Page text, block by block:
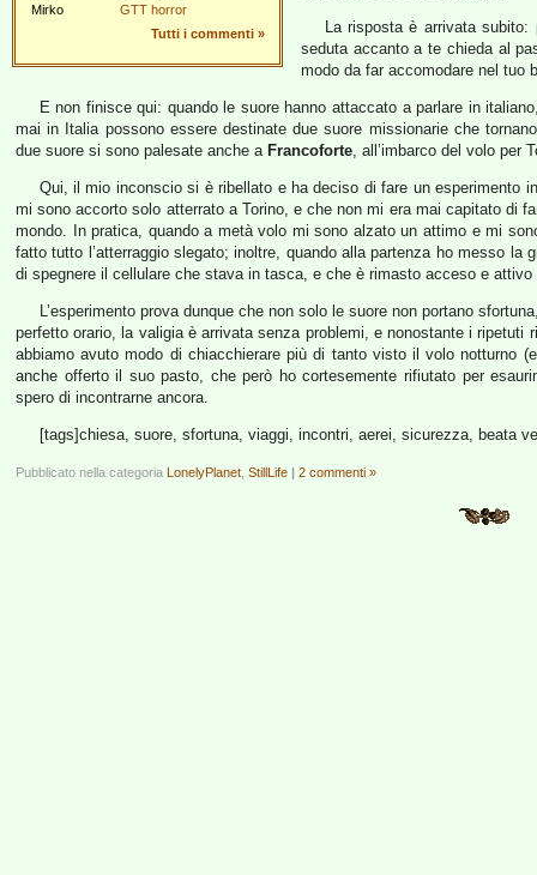
Mirko
GTT horror
Tutti i commenti »
La risposta è arrivata
seduta accanto a te chieda al
modo da far accomodare nel tuo
E non finisce qui: quando le suore hanno attaccato a parlare in
mai in Italia possono essere destinate due suore missionarie che
due suore si sono palesate anche a Francoforte, all’imbarco del volo per
Qui, il mio inconscio si è ribellato e ha deciso di fare un esperimento
mi sono accorto solo atterrato a Torino, e che non mi era mai capitato di
mondo. In pratica, quando a metà volo mi sono alzato un attimo e mi
fatto tutto l’atterraggio slegato; inoltre, quando alla partenza ho messo
di spegnere il cellulare che stava in tasca, e che è rimasto acceso e
L’esperimento prova dunque che non solo le suore non portano
perfetto orario, la valigia è arrivata senza problemi, e nonostante i
abbiamo avuto modo di chiacchierare più di tanto visto il volo notturno
anche offerto il suo pasto, che però ho cortesemente rifiutato per
spero di incontrarne ancora.
[tags]chiesa, suore, sfortuna, viaggi, incontri, aerei, sicurezza, beata
Pubblicato nella categoria LonelyPlanet StillLife | 2 commenti »